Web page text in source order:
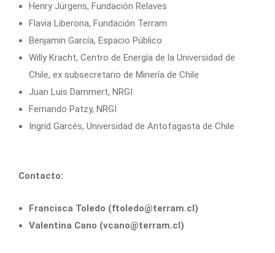
Henry Jürgens, Fundación Relaves
Flavia Liberona, Fundación Terram
Benjamin García, Espacio Público
Willy Kracht, Centro de Energía de la Universidad de
Chile, ex subsecretario de Minería de Chile
Juan Luis Dammert, NRGI
Fernando Patzy, NRGI
Ingrid Garcés, Universidad de Antofagasta de Chile
Contacto:
Francisca Toledo (ftoledo@terram.cl)
Valentina Cano (vcano@terram.cl)